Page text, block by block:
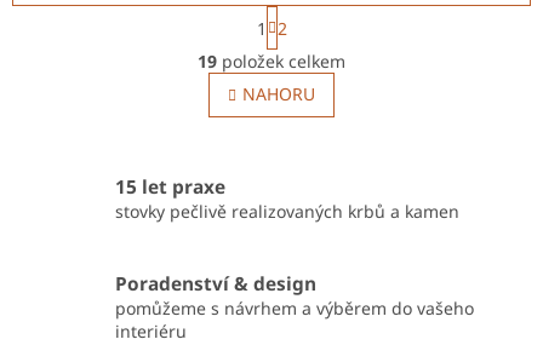
O
v
l
á
í
v
k
S
t
r
á
n
k
í
1
2
19 položek celkem
NAHORU
15 let praxe
stovky pečlivě realizovaných krbů a kamen
Poradenství & design
pomůžeme s návrhem a výběrem do vašeho
interiéru